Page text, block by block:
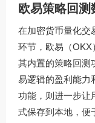
欧易策略回
在加密货币量化交
环节，欧易（OKX
其内置的策略回测
易逻辑的盈利能力
功能，则进一步让
式保存到本地，便